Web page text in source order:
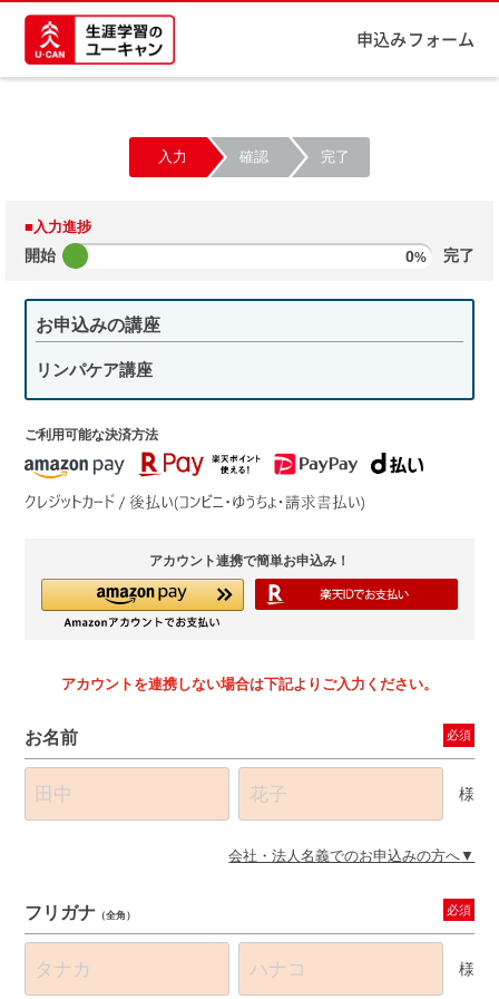
申込みフォーム
入力 確認 完了
■入力進捗
開始 0% 完了
ご利用可能な決済方法
アカウント連携で簡単お申込み！
アカウントを連携しない場合は下記よりご入力ください。
お申込みの講座
リンパケア講座
お名前 必須
様
会社・法人名義でのお申込みの方へ
フリガナ （全角） 必須
様